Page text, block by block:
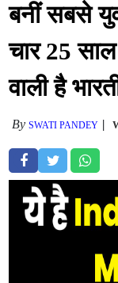
बनीं सबसे
चार 25
वाली है
BySWATI PANDEY